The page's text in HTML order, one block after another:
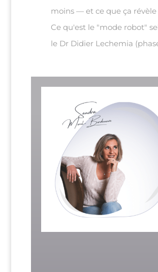
moins — et ce que ça
Ce qu'est le "mode robot"
le Dr Didier Lechemia